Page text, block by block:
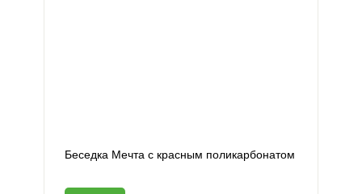
Беседка Мечта с красным поликарбонатом